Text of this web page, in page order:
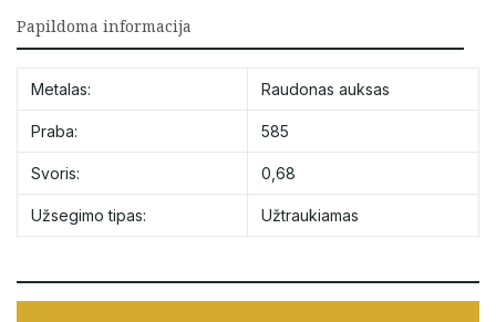
Papildoma informacija
Metalas: Raudonas auksas
Praba: 585
Svoris: 0,68
Užsegimo tipas: Užtraukiamas